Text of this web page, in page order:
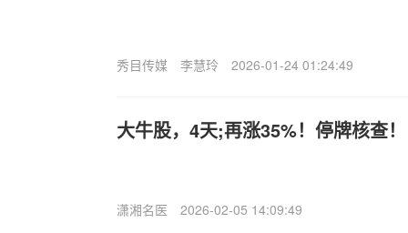
秀目传媒 李慧玲 2026-01-24 01:24:49
大牛股，4天;再涨35%！停牌核查！
潇湘名医 2026-02-05 14:09:49